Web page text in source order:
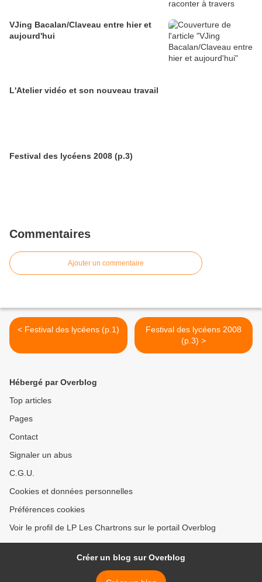
VJing Bacalan/Claveau entre hier et
aujourd'hui
L'Atelier vidéo et son nouveau travail
Festival des lycéens 2008 (p.3)
Commentaires
Ajouter un commentaire
< Festival des lycéens (p.1)
Festival des lycéens 2008
(p.3) >
Hébergé par Overblog
Top articles
Pages
Contact
Signaler un abus
C.G.U.
Cookies et données personnelles
Préférences cookies
Voir le profil de LP Les Chartrons sur le portail Overblog
Créer un blog sur Overblog